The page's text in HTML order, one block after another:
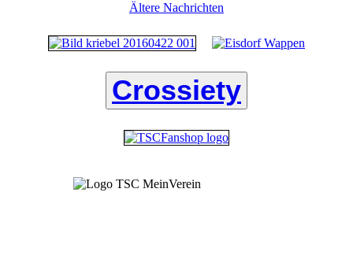
Ältere Nachrichten
Crossiety